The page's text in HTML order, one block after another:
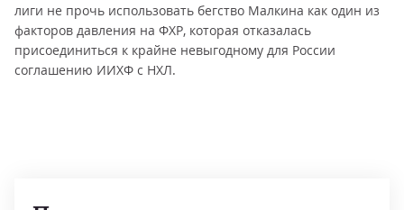
лиги не прочь использовать бегство Малкина как один из
факторов давления на ФХР, которая отказалась
присоединиться к крайне невыгодному для России
соглашению ИИХФ с НХЛ.